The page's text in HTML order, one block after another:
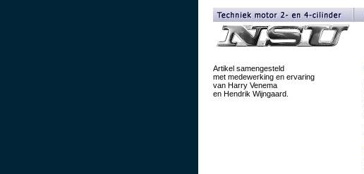
Artikel samengesteld
met medewerking en ervaring
van Harry Venema
en Hendrik Wijngaard.